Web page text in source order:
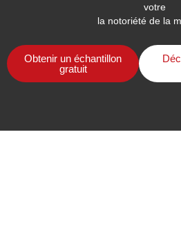
votre
la notoriété de la
Obtenir un échantillon
gratuit